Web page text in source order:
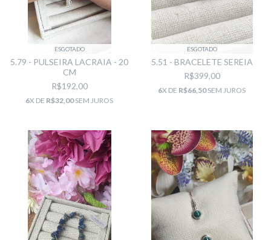
ESGOTADO
5.79 - PULSEIRA LACRAIA - 20
CM
R$192,00
6X DE R$32,00SEM JUROS
ESGOTADO
5.51 - BRACELETE SEREIA
R$399,00
6X DE R$66,50SEM JUROS